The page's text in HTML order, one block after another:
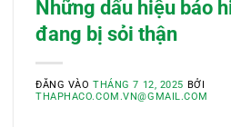
Những dấu hiệu báo
đang bị sỏi thận
ĐĂNG VÀOTHÁNG 7 12, 2025 BỞI
THAPHACO.COM.VN@GMAIL.COM